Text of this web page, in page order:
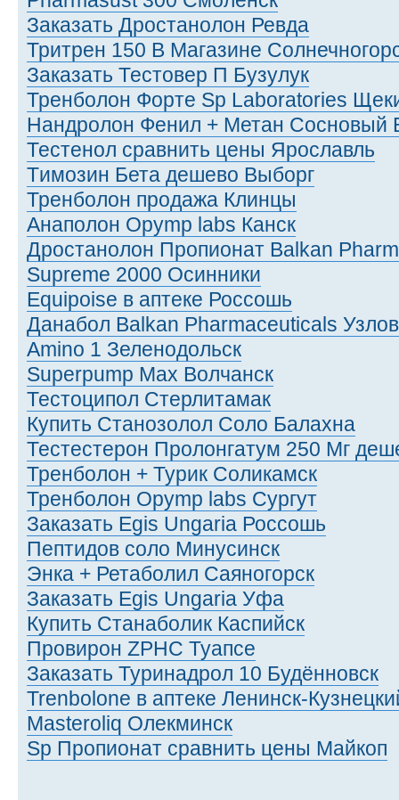
Заказать Дростанолон Ревда
Тритрен 150 В Магазине
Заказать Тестовер П Бузулук
Тренболон Форте Sp Laboratories
Нандролон Фенил + Метан Сосновый
Тестенол сравнить цены Ярославль
Tимозин Бета дешево Выборг
Тренболон продажа Клинцы
Анаполон Opymp labs Канск
Дростанолон Пропионат Balkan
Supreme 2000 Осинники
Equipoise в аптеке Россошь
Данабол Balkan Pharmaceuticals
Amino 1 Зеленодольск
Superpump Max Волчанск
Тестоципол Стерлитамак
Купить Станозолол Соло Балахна
Тестестерон Пролонгатум 250 Мг
Тренболон + Турик Соликамск
Тренболон Opymp labs Сургут
Заказать Egis Ungaria Россошь
Пептидов соло Минусинск
Энка + Ретаболил Саяногорск
Заказать Egis Ungaria Уфа
Купить Станаболик Каспийск
Провирон ZPHC Туапсе
Заказать Туринадрол 10 Будённовск
Trenbolone в аптеке Ленинск-
Masteroliq Олекминск
Sp Пропионат сравнить цены Майкоп